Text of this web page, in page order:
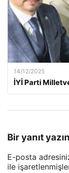
14/12/2025
İYİ Parti
Bir yanıt yazın
E-posta
ile